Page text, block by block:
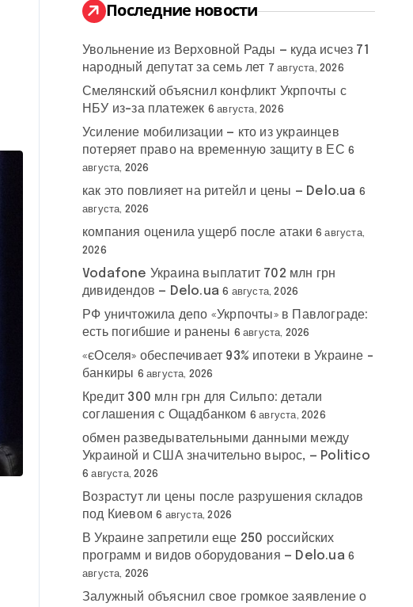
:
Последние новости
Увольнение из Верховной Рады — куда исчез 71
народный депутат за семь лет 7 августа, 2026
Смелянский объяснил конфликт Укрпочты с
НБУ из-за платежек 6 августа, 2026
Усиление мобилизации — кто из украинцев
потеряет право на временную защиту в ЕС 6
августа, 2026
как это повлияет на ритейл и цены — Delo.ua 6
августа, 2026
компания оценила ущерб после атаки 6 августа,
2026
Vodafone Украина выплатит 702 млн грн
дивидендов — Delo.ua 6 августа, 2026
РФ уничтожила депо «Укрпочты» в Павлограде:
есть погибшие и ранены 6 августа, 2026
«єОселя» обеспечивает 93% ипотеки в Украине –
банкиры 6 августа, 2026
Кредит 300 млн грн для Сильпо: детали
соглашения с Ощадбанком 6 августа, 2026
обмен разведывательными данными между
Украиной и США значительно вырос, — Politico
6 августа, 2026
Возрастут ли цены после разрушения складов
под Киевом 6 августа, 2026
В Украине запретили еще 250 российских
программ и видов оборудования — Delo.ua 6
августа, 2026
Залужный объяснил свое громкое заявление о